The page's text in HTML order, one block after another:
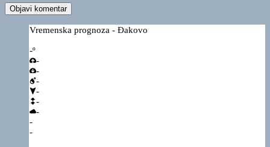
Vremenska prognoza - Đakovo
-º
-
-
-
-
-
-
-
-